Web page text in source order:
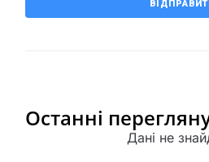
Останні
Дані не